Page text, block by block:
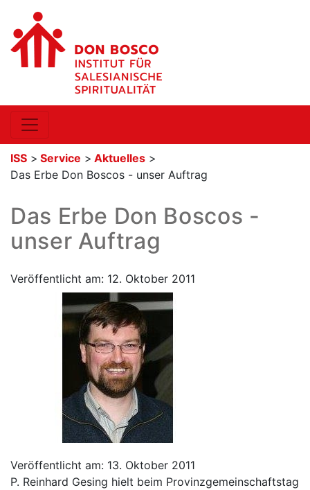
ISS > Service > Aktuelles >
Das Erbe Don Boscos - unser Auftrag
Das Erbe Don Boscos -
unser Auftrag
Veröffentlicht am: 12. Oktober 2011
Veröffentlicht am: 13. Oktober 2011
P. Reinhard Gesing hielt beim Provinzgemeinschaftstag